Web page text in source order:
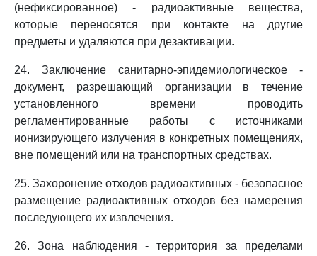
(нефиксированное) - радиоактивные вещества,
которые переносятся при контакте на другие
предметы и удаляются при дезактивации.
24. Заключение санитарно-эпидемиологическое -
документ, разрешающий организации в течение
установленного времени проводить
регламентированные работы с источниками
ионизирующего излучения в конкретных помещениях,
вне помещений или на транспортных средствах.
25. Захоронение отходов радиоактивных - безопасное
размещение радиоактивных отходов без намерения
последующего их извлечения.
26. Зона наблюдения - территория за пределами